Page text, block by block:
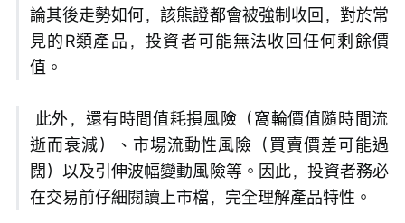
論其後走勢如何，該熊證都會被強制收回，對於常
見的R類產品，投資者可能無法收回任何剩餘價
值。
逝而衰減）、市場流動性風險（買賣價差可能過
闊）以及引伸波幅變動風險等。因此，投資者務必
在交易前仔細閱讀上市檔，完全理解產品特性。